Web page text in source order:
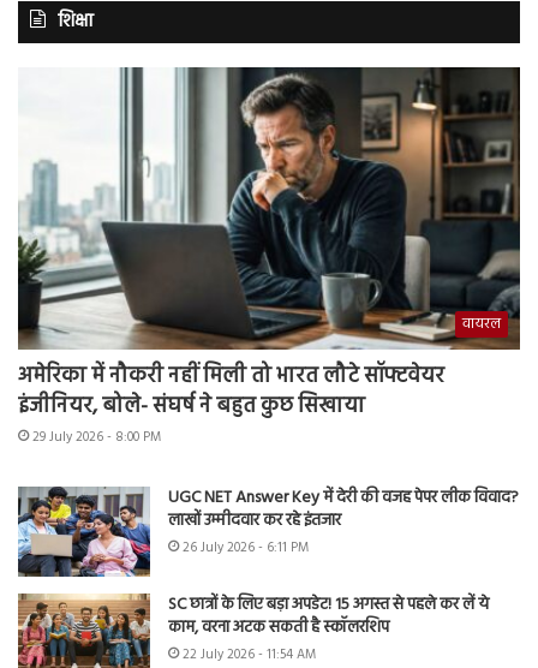
शिक्षा
वायरल
अमेरिका में नौकरी नहीं मिली तो भारत लौटे सॉफ्टवेयर
इंजीनियर, बोले- संघर्ष ने बहुत कुछ सिखाया
29 July 2026 - 8:00 PM
UGC NET Answer Key में देरी की वजह पेपर लीक विवाद?
लाखों उम्मीदवार कर रहे इंतजार
26 July 2026 - 6:11 PM
SC छात्रों के लिए बड़ा अपडेट! 15 अगस्त से पहले कर लें ये
काम, वरना अटक सकती है स्कॉलरशिप
22 July 2026 - 11:54 AM